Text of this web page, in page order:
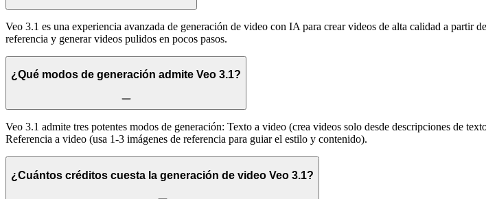
Veo 3.1 es una experiencia avanzada de generación de video con IA para crear videos de alta calidad a partir
referencia y generar videos pulidos en pocos pasos.
¿Qué modos de generación admite Veo 3.1?
Veo 3.1 admite tres potentes modos de generación: Texto a video (crea videos solo desde descripciones de
Referencia a video (usa 1-3 imágenes de referencia para guiar el estilo y contenido).
¿Cuántos créditos cuesta la generación de video Veo 3.1?